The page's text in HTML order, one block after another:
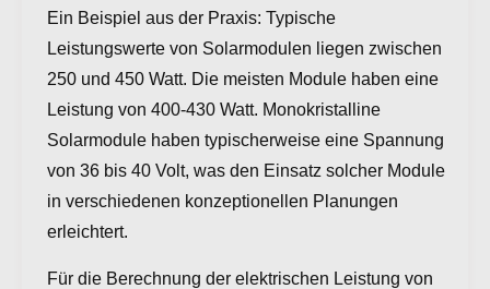
Ein Beispiel aus der Praxis: Typische
Leistungswerte von Solarmodulen liegen zwischen
250 und 450 Watt. Die meisten Module haben eine
Leistung von 400-430 Watt. Monokristalline
Solarmodule haben typischerweise eine Spannung
von 36 bis 40 Volt, was den Einsatz solcher Module
in verschiedenen konzeptionellen Planungen
erleichtert.
Für die Berechnung der elektrischen Leistung von